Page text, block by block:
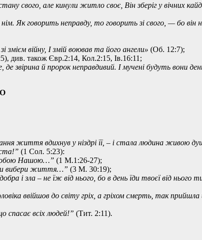
свого, але кинули житло своє, Він зберіг у вічних
Як говорить неправду, то говорить зі свого, — бо він
змієм війну, І змій воював та його ангели» (Об. 12:7);
див. також Євр.2:14, Кол.2:15, Ів.16:11;
звірина й пророк неправдивий. І мучені будуть вони день
життя вдихнув у ніздрі її, – і стала людина живою
(1 Сол. 5:23):
Нашою…” (1 М.1:26-27);
вибери життя…” (3 М. 30:19);
і зла – не їж від нього, бо в день їди твоєї від нього
ввійшов до світу гріх, а гріхом смерть, так
спасає всіх людей!” (Тит. 2:11).